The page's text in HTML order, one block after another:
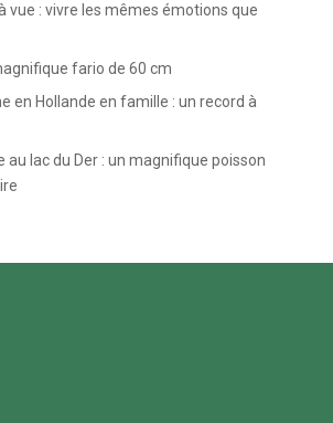
vue : vivre les mêmes émotions que
fario de 60 cm
en Hollande en famille : un record à
au lac du Der : un magnifique poisson